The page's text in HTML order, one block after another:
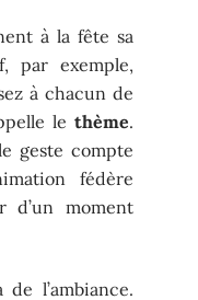
à la fête sa
par exemple,
à chacun de
le thème.
geste compte
fédère
d’un moment
l’ambiance.